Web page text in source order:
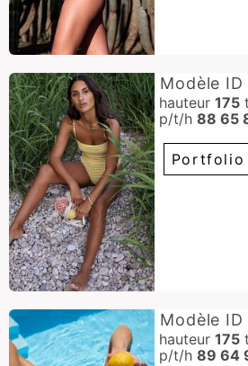
Modèle ID
hauteur 175
p/t/h 88 65
Portfolio
Modèle ID
hauteur 175
p/t/h 89 64